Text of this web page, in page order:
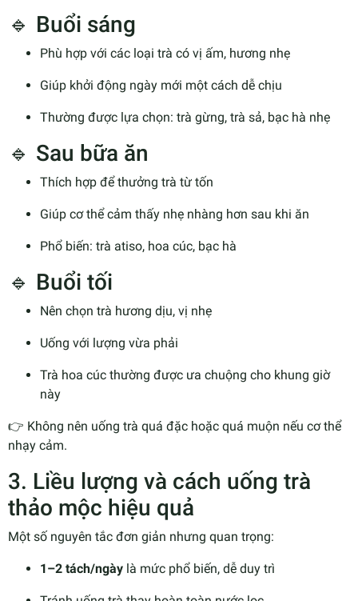
🔹 Buổi sáng
Phù hợp với các loại trà có vị ấm, hương nhẹ
Giúp khởi động ngày mới một cách dễ chịu
Thường được lựa chọn: trà gừng, trà sả, bạc hà nhẹ
🔹 Sau bữa ăn
Thích hợp để thưởng trà từ tốn
Giúp cơ thể cảm thấy nhẹ nhàng hơn sau khi ăn
Phổ biến: trà atiso, hoa cúc, bạc hà
🔹 Buổi tối
Nên chọn trà hương dịu, vị nhẹ
Uống với lượng vừa phải
Trà hoa cúc thường được ưa chuộng cho khung giờ
này
👉 Không nên uống trà quá đặc hoặc quá muộn nếu cơ thể
nhạy cảm.
3. Liều lượng và cách uống trà
thảo mộc hiệu quả
Một số nguyên tắc đơn giản nhưng quan trọng:
1–2 tách/ngày là mức phổ biến, dễ duy trì